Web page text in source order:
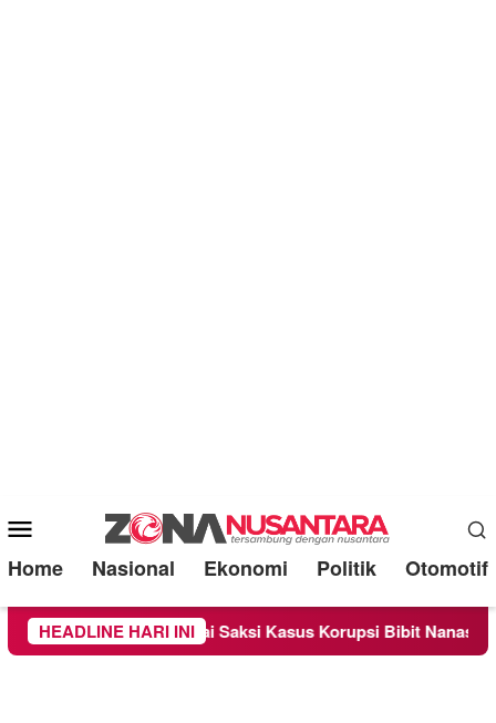
Mobile
Menu
Home Nasional Ekonomi Politik Otomotif
HEADLINE HARI INI
Sebagai Saksi Kasus Korupsi Bibit Nanas Sulsel Rp